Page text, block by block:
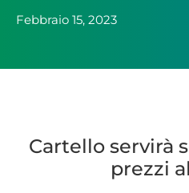
Febbraio 15, 2023
Cartello servirà
prezzi